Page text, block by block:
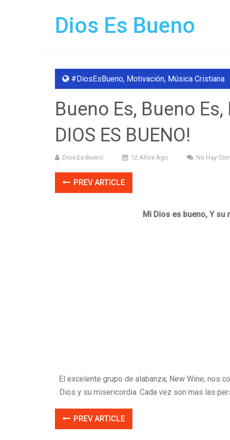
Dios Es Bueno
#DiosEsBueno, Motivación, Música Cristiana
Bueno Es, Bueno
DIOS ES BUENO!
Dios Es Bueno 12 Años Ago No Hay
PREV ARTICLE
Mi Dios es bueno,Y su
El excelente grupo de alabanza; New Wine, nos
Dios y su misericordia. Cada vez son mas las
PREV ARTICLE